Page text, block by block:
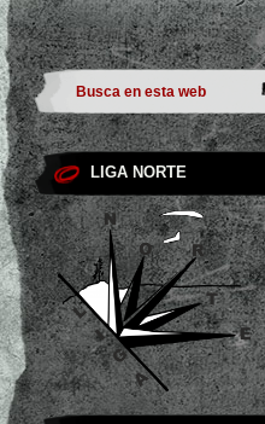
LIGA NORTE